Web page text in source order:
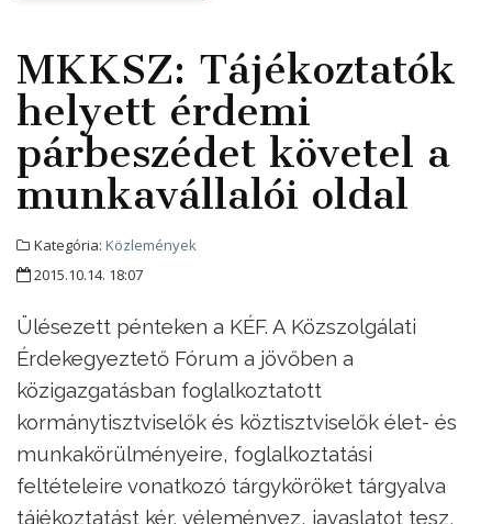
MKKSZ: Tájékoztatók
helyett érdemi
párbeszédet követel a
munkavállalói oldal
Kategória: Közlemények
2015.10.14. 18:07
Ülésezett pénteken a KÉF. A Közszolgálati
Érdekegyeztető Fórum a jövőben a
közigazgatásban foglalkoztatott
kormánytisztviselők és köztisztviselők élet- és
munkakörülményeire, foglalkoztatási
feltételeire vonatkozó tárgyköröket tárgyalva
tájékoztatást kér, véleményez, javaslatot tesz,